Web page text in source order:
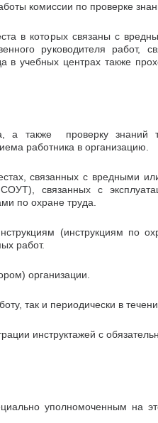
комиссии по проверке
в которых связаны с
руководителя работ,
учебных центрах также
а также проверку знаний
работника в организацию.
связанных с вредными
связанных с
по охране труда.
(инструкциям по
работ.
организации.
так и периодически в
инструктажей с
уполномоченным на